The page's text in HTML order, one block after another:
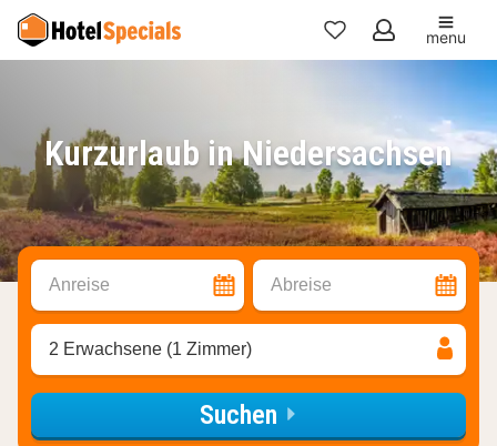
Meine
menu
Kurzurlaub in Niedersachsen
Anreise Abreise
2 Erwachsene (1 Zimmer)
Suchen